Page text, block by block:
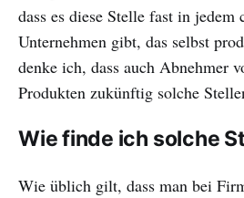
dass es diese Stelle fast in jedem
Unternehmen gibt, das selbst
denke ich, dass auch Abnehmer
Produkten zukünftig solche
Wie finde ich solche
Wie üblich gilt, dass man bei